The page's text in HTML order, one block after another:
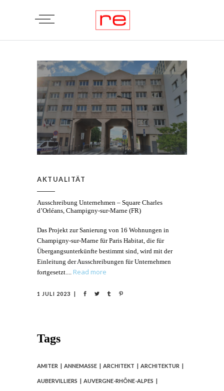
AKTUALITÄT
Ausschreibung Unternehmen – Square Charles
d’Orléans, Champigny-sur-Marne (FR)
Das Projekt zur Sanierung von 16 Wohnungen in
Champigny-sur-Marne für Paris Habitat, die für
Übergangsunterkünfte bestimmt sind, wird mit der
Einleitung der Ausschreibungen für Unternehmen
fortgesetzt.
Read more
1 JULI 2023
Tags
AMITER ANNEMASSE ARCHITEKT ARCHITEKTUR
AUBERVILLIERS AUVERGNE-RHÔNE-ALPES